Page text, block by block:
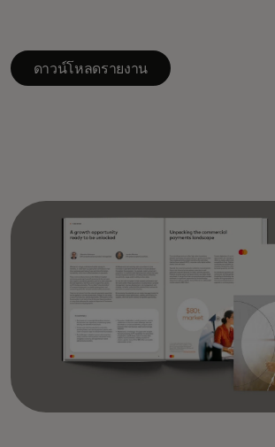
ดาวน์โหลดรายงาน